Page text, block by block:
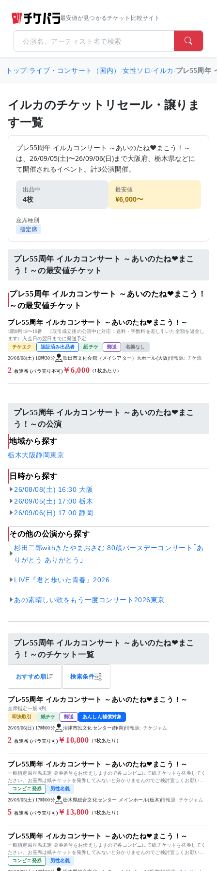
最安値が見つかるチケット比較サイト
トップ/ライブ・コンサート（国内） /女性ソロ/イルカ /プレ55周年
イルカのチケットリセール・譲りま
す一覧
プレ55周年 イルカコンサート ～あいのたね❤まこう！～
は、26/09/05(土)〜26/09/06(日)まで大阪府、栃木県などに
て開催されるイベント。計3公演開催。
出品中
4枚
最安値
¥6,000〜
座席種別
指定席
プレ55周年 イルカコンサート ～あいのたね❤まこ
う！～の最安値チケット
プレ55周年 イルカコンサート ～あいのたね❤まこう！
～の最安値チケット
プレ55周年 イルカコンサート ～あいのたね❤まこう！～
1階8列18〜19番 ［取引成立後の公演中止対応：送料・手数料を差し引いた全額を返金し
ます］入金日の翌日までに発送予定
チケエク
認証済み出品者 紙チケ 郵送 名義なし
26/08/08(土) 16時30分 吹田市文化会館（メイシアター）大ホール(大阪)情報源: チケ流
2 枚連番 (バラ売り不可) ￥6,000 （1枚あたり）
プレ55周年 イルカコンサート ～あいのたね❤まこ
う！～の公演
地域から探す
栃木大阪静岡東京
日時から探す
26/08/08(土) 16:30 大阪
26/09/05(土) 17:00 栃木
26/09/06(日) 17:00 静岡
その他の公演から探す
杉田二郎withきたやまおさむ 80歳バースデーコンサート｢あ
りがとう ありがとう｣
LIVE『君と歩いた青春』2026
あの素晴しい歌をもう一度コンサート2026東京
プレ55周年 イルカコンサート ～あいのたね❤まこ
う！～のチケット一覧
おすすめ順 検索条件
プレ55周年 イルカコンサート ～あいのたね❤まこう！～
全席指定一般 9列
即決取引
紙チケ 郵送 あんしん補償対象
26/09/06(日) 17時00分 沼津市民文化センター(静岡)情報源: チケジャム
2 枚連番 (バラ売り可) ￥10,800 （1枚あたり）
プレ55周年 イルカコンサート ～あいのたね❤まこう！～
一般指定席座席未定 発券番号をお伝えしますので各コンビニにて紙チケットを発券してく
ださい。お座席は紙チケットを発券してみないと分かりませんのでご検討宜しくお願い致
します。
コンビニ発券 男性名義
26/09/05(土) 17時00分 栃木県総合文化センター メインホール(栃木)情報源: チケジャム
5 枚連番 (バラ売り可) ￥13,800 （1枚あたり）
プレ55周年 イルカコンサート ～あいのたね❤まこう！～
一般指定席座席未定 発券番号をお伝えしますので各コンビニにて紙チケットを発券してく
ださい。お座席は紙チケットを発券してみないと分かりませんのでご検討宜しくお願い致
します。
コンビニ発券 男性名義